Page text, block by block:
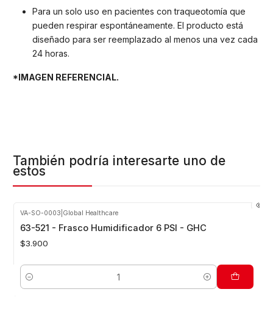
Para un solo uso en pacientes con traqueotomía que
pueden respirar espontáneamente. El producto está
diseñado para ser reemplazado al menos una vez cada
24 horas.
*IMAGEN REFERENCIAL.
También podría interesarte uno de
estos
VA-SO-0003 Global Healthcare
63-521 - Frasco Humidificador 6 PSI - GHC
$3.900
Cantidad